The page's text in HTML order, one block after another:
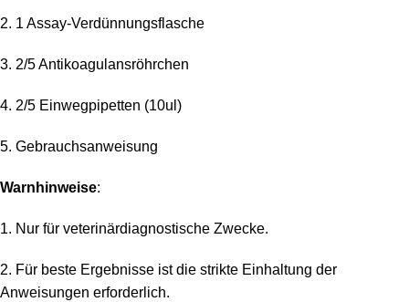
2. 1 Assay-Verdünnungsflasche
3. 2/5 Antikoagulansröhrchen
4. 2/5 Einwegpipetten (10ul)
5. Gebrauchsanweisung
Warnhinweise:
1. Nur für veterinärdiagnostische Zwecke.
2. Für beste Ergebnisse ist die strikte Einhaltung der
Anweisungen erforderlich.